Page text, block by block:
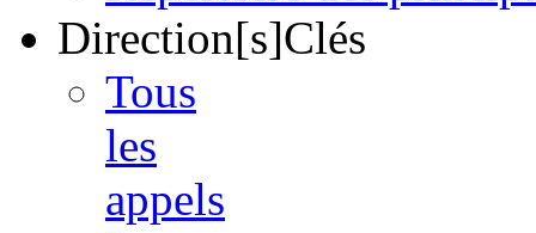
Direction[s]Clés
Tous
les
appels